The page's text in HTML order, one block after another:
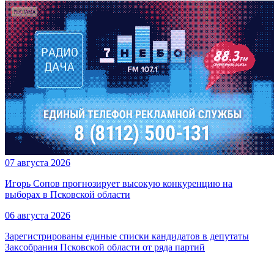
07 августа 2026
Игорь Сопов прогнозирует высокую конкуренцию на
выборах в Псковской области
06 августа 2026
Зарегистрированы единые списки кандидатов в депутаты
Заксобрания Псковской области от ряда партий